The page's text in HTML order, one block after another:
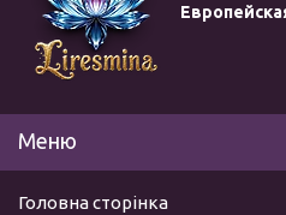
Головна сторінка